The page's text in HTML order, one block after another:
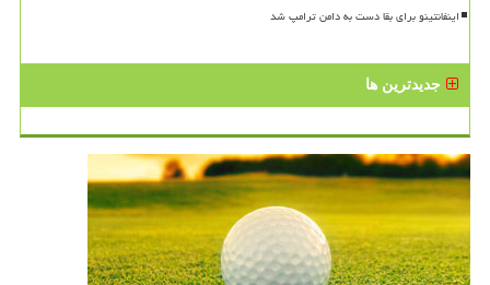
اینفانتینو برای بقا دست به دامن ترامپ شد
جدیدترین ها